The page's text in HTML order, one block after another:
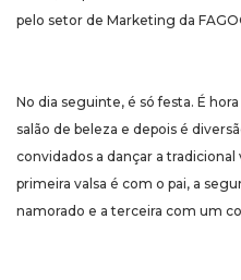
pelo setor de Marketing da
No dia seguinte, é só festa. É
salão de beleza e depois é
convidados a dançar a
primeira valsa é com o pai, a
namorado e a terceira com um